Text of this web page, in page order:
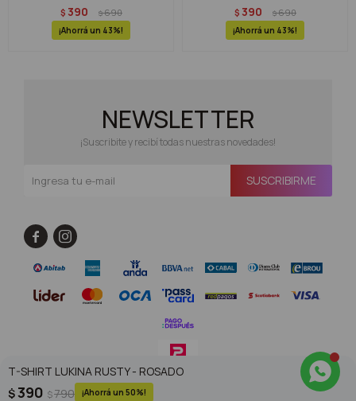
T-SHIRT LUKINA RUSTY - ROSADO
$390 $790 50
$ 390 $690
43
$ 390 $690
43
NEWSLETTER
¡Suscribite y recibí todas nuestras novedades!
SUSCRIBIRME
 
© Copyright 2026 / Superoutlet / FORTER S.A Rut 213720560017